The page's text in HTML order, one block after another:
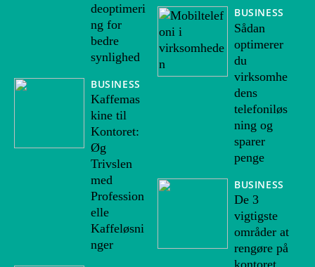
deoptimeri
ng for
bedre
synlighed
BUSINESS
Kaffemas
kine til
Kontoret:
Øg
Trivslen
med
Profession
elle
Kaffeløsni
nger
BUSINESS
Sådan
optimerer
du
virksomhe
dens
telefoniløs
ning og
sparer
penge
BUSINESS
De 3
vigtigste
områder at
rengøre på